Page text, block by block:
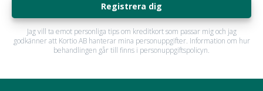
Registrera dig
Jag vill ta emot personliga tips om kreditkort som passar mig och jag
godkänner att Kortio AB hanterar mina personuppgifter. Information om hur
behandlingen går till finns i personuppgiftspolicyn.